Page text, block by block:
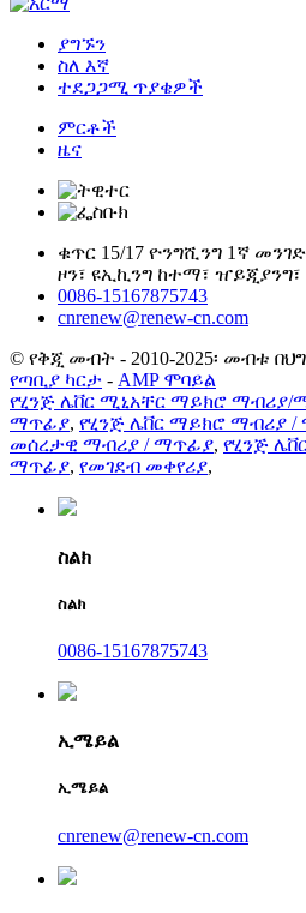
ያግኙን
ስለ እኛ
ተደጋጋሚ ጥያቄዎች
ምርቶች
ዜና
ቁጥር 15/17 ዮንግሺንግ 1ኛ
ዞን፣ ዩኢኪንግ ከተማ፣ ዠይጂያንግ፣
0086-15167875743
cnrenew@renew-cn.com
© የቅጂ መብት - 2010-2025፡ መብቱ
የጣቢያ ካርታ - AMP ሞባይል
የሂንጅ ሌቨር ሚኒአቸር ማይክሮ ማብሪያ/
ማጥፊያ, የሂንጅ ሌቨር ማይክሮ ማብሪያ
መሰረታዊ ማብሪያ / ማጥፊያ, የሂንጅ
ማጥፊያ, የመገደብ መቀየሪያ,
ስልክ
ስልክ
0086-15167875743
ኢሜይል
ኢሜይል
cnrenew@renew-cn.com